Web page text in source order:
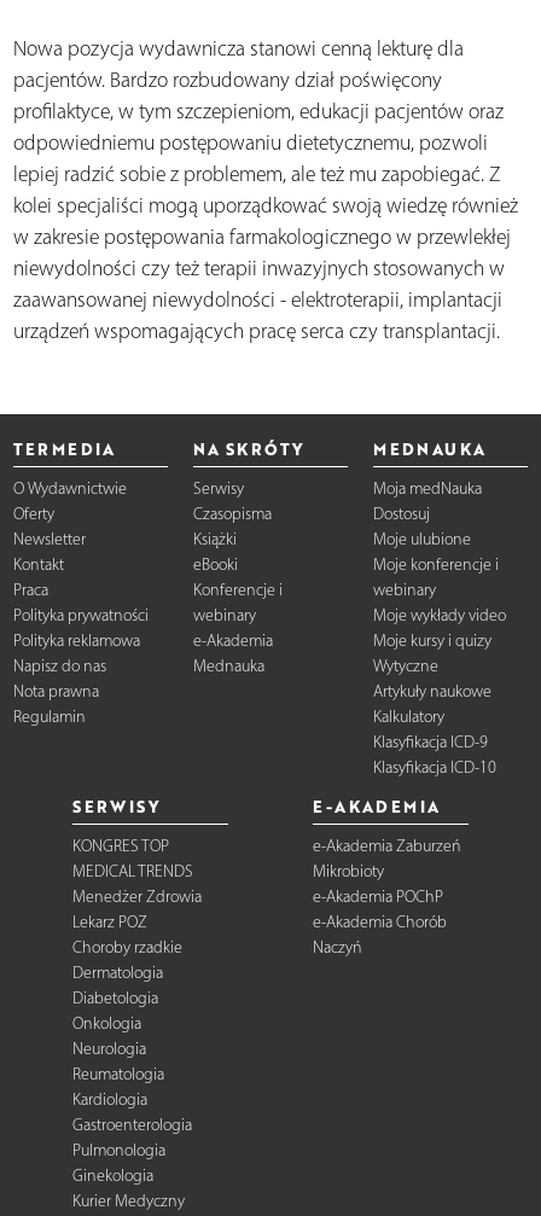
Nowa pozycja wydawnicza stanowi cenną lekturę dla
pacjentów. Bardzo rozbudowany dział poświęcony
profilaktyce, w tym szczepieniom, edukacji pacjentów oraz
odpowiedniemu postępowaniu dietetycznemu, pozwoli
lepiej radzić sobie z problemem, ale też mu zapobiegać. Z
kolei specjaliści mogą uporządkować swoją wiedzę również
w zakresie postępowania farmakologicznego w przewlekłej
niewydolności czy też terapii inwazyjnych stosowanych w
zaawansowanej niewydolności - elektroterapii, implantacji
urządzeń wspomagających pracę serca czy transplantacji.
TERMEDIA
O Wydawnictwie
Oferty
Newsletter
Kontakt
Praca
Polityka prywatności
Polityka reklamowa
Napisz do nas
Nota prawna
Regulamin
NA SKRÓTY
Serwisy
Czasopisma
Książki
eBooki
Konferencje i
webinary
e-Akademia
Mednauka
MEDNAUKA
Moja medNauka
Dostosuj
Moje ulubione
Moje konferencje i
webinary
Moje wykłady video
Moje kursy i quizy
Wytyczne
Artykuły naukowe
Kalkulatory
Klasyfikacja ICD-9
Klasyfikacja ICD-10
SERWISY
KONGRES TOP
MEDICAL TRENDS
Menedżer Zdrowia
Lekarz POZ
Choroby rzadkie
Dermatologia
Diabetologia
Onkologia
Neurologia
Reumatologia
Kardiologia
Gastroenterologia
Pulmonologia
Ginekologia
Kurier Medyczny
E-AKADEMIA
e-Akademia Zaburzeń
Mikrobioty
e-Akademia POChP
e-Akademia Chorób
Naczyń